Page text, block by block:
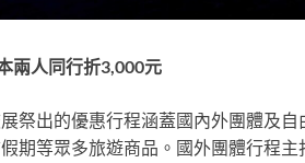
兩人同行折3,000元
祭出的優惠行程涵蓋國內外團體及
期等眾多旅遊商品。國外團體行程